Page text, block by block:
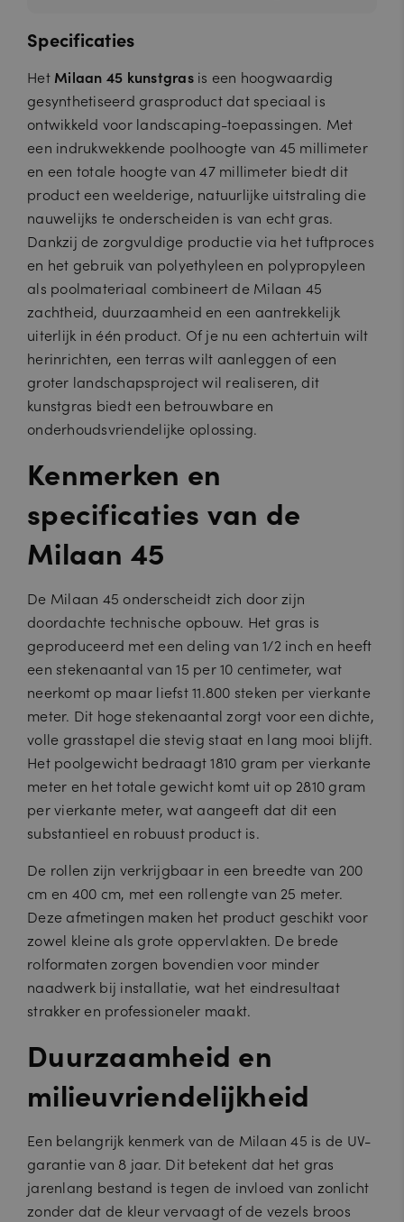
Specificaties
Het Milaan 45 kunstgrasis een hoogwaardig
gesynthetiseerd grasproduct dat speciaal is
ontwikkeld voor landscaping-toepassingen. Met
een indrukwekkende poolhoogte van 45 millimeter
en een totale hoogte van 47 millimeter biedt dit
product een weelderige, natuurlijke uitstraling die
nauwelijks te onderscheiden is van echt gras.
Dankzij de zorgvuldige productie via het tuftproces
en het gebruik van polyethyleen en polypropyleen
als poolmateriaal combineert de Milaan 45
zachtheid, duurzaamheid en een aantrekkelijk
uiterlijk in één product. Of je nu een achtertuin wilt
herinrichten, een terras wilt aanleggen of een
groter landschapsproject wil realiseren, dit
kunstgras biedt een betrouwbare en
onderhoudsvriendelijke oplossing.
Kenmerken en
specificaties van de
Milaan 45
De Milaan 45 onderscheidt zich door zijn
doordachte technische opbouw. Het gras is
geproduceerd met een deling van 1/2 inch en heeft
een stekenaantal van 15 per 10 centimeter, wat
neerkomt op maar liefst 11.800 steken per vierkante
meter. Dit hoge stekenaantal zorgt voor een dichte,
volle grasstapel die stevig staat en lang mooi blijft.
Het poolgewicht bedraagt 1810 gram per vierkante
meter en het totale gewicht komt uit op 2810 gram
per vierkante meter, wat aangeeft dat dit een
substantieel en robuust product is.
De rollen zijn verkrijgbaar in een breedte van 200
cm en 400 cm, met een rollengte van 25 meter.
Deze afmetingen maken het product geschikt voor
zowel kleine als grote oppervlakten. De brede
rolformaten zorgen bovendien voor minder
naadwerk bij installatie, wat het eindresultaat
strakker en professioneler maakt.
Duurzaamheid en
milieuvriendelijkheid
Een belangrijk kenmerk van de Milaan 45 is de UV-
garantie van 8 jaar. Dit betekent dat het gras
jarenlang bestand is tegen de invloed van zonlicht
zonder dat de kleur vervaagt of de vezels broos